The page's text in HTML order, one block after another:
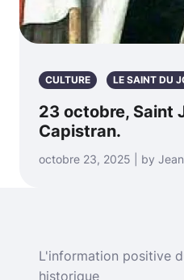
CULTURE LE SAINT DU
23 octobre, Saint
Capistran.
octobre 23, 2025 | by
L'information positive
historique